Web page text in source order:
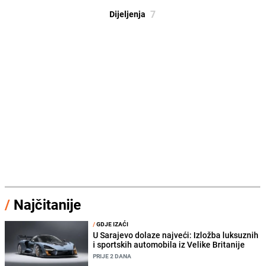
Dijeljenja 7
/ Najčitanije
/GDJE IZAĆI
U Sarajevo dolaze najveći: Izložba luksuznih
i sportskih automobila iz Velike Britanije
PRIJE 2 DANA